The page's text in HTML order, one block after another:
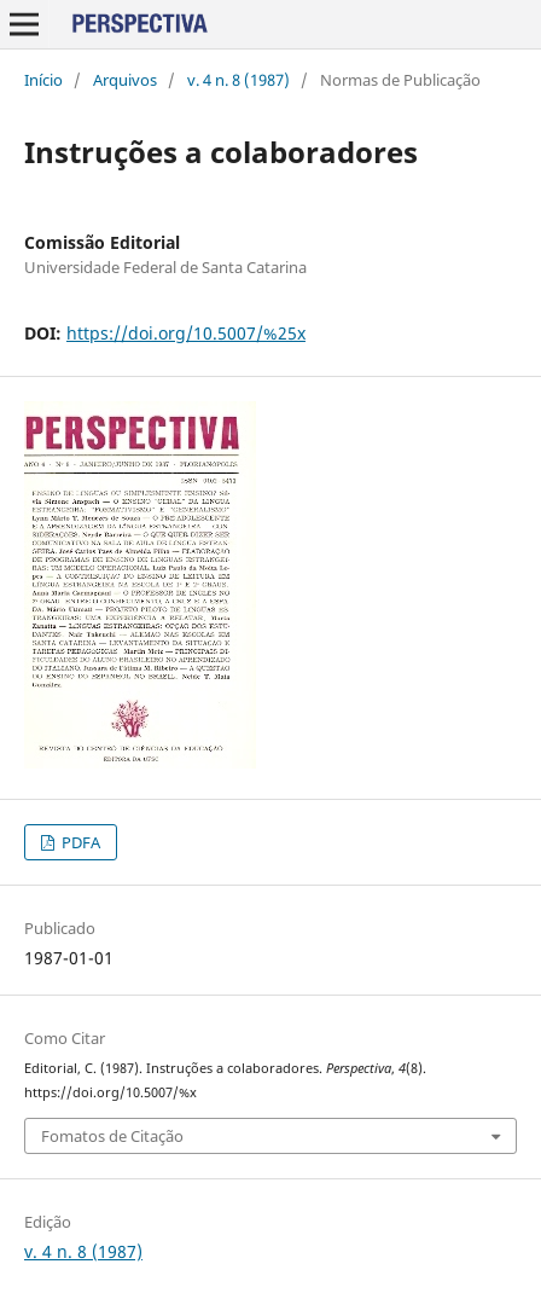
Início / Arquivos / v. 4 n. 8 (1987) / Normas de Publicação
Instruções a colaboradores
Comissão Editorial
Universidade Federal de Santa Catarina
DOI: https://doi.org/10.5007/%25x
PDFA
Publicado
1987-01-01
Como Citar
Editorial, C. (1987). Instruções a colaboradores. Perspectiva, 4(8).
https://doi.org/10.5007/%x
Fomatos de Citação
Edição
v. 4 n. 8 (1987)